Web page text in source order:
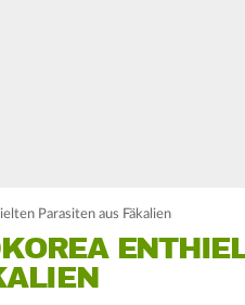
Parasiten aus Fäkalien